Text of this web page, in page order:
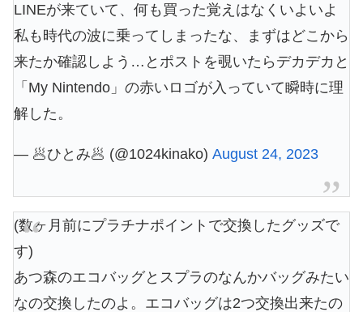
LINEが来ていて、何も買った覚えはなくいよいよ
私も時代の波に乗ってしまったな、まずはどこから
来たか確認しよう…とポストを覗いたらデカデカと
「My Nintendo」の赤いロゴが入っていて瞬時に理
解した。
— 🥟ひとみ🥟 (@1024kinako) August 24, 2023
(数ヶ月前にプラチナポイントで交換したグッズで
す)
あつ森のエコバッグとスプラのなんかバッグみたい
なの交換したのよ。エコバッグは2つ交換出来たの